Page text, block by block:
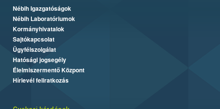
Nébih Igazgatóságok
Nébih Laboratóriumok
Kormányhivatalok
Sajtókapcsolat
Ügyfélszolgálat
Hatósági jogsegély
Élelmiszermentő Központ
Hírlevél feliratkozás